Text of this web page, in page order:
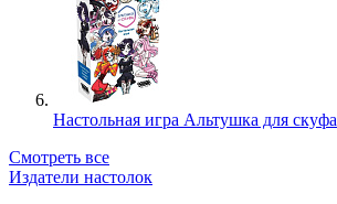
Настольная игра Альтушка для скуфа
Смотреть все
Издатели настолок